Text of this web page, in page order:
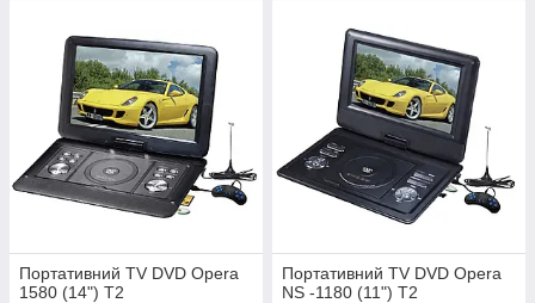
Портативний TV DVD Opera
1580 (14") T2
Портативний TV DVD Opera
NS -1180 (11") T2